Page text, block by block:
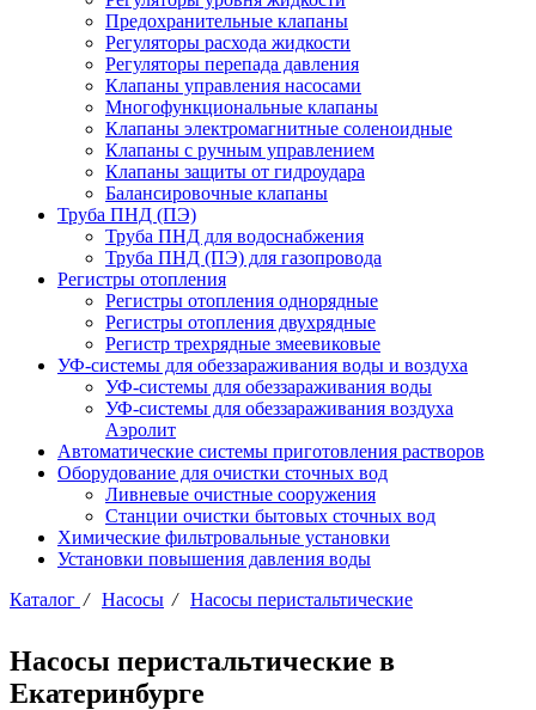
Предохранительные клапаны
Регуляторы расхода жидкости
Регуляторы перепада давления
Клапаны управления насосами
Многофункциональные клапаны
Клапаны электромагнитные соленоидные
Клапаны с ручным управлением
Клапаны защиты от гидроудара
Балансировочные клапаны
Труба ПНД (ПЭ)
Труба ПНД для водоснабжения
Труба ПНД (ПЭ) для газопровода
Регистры отопления
Регистры отопления однорядные
Регистры отопления двухрядные
Регистр трехрядные змеевиковые
УФ-системы для обеззараживания воды и воздуха
УФ-системы для обеззараживания воды
УФ-системы для обеззараживания воздуха
Аэролит
Автоматические системы приготовления растворов
Оборудование для очистки сточных вод
Ливневые очистные сооружения
Станции очистки бытовых сточных вод
Химические фильтровальные установки
Установки повышения давления воды
Каталог / Насосы / Насосы перистальтические
Насосы перистальтические в
Екатеринбурге